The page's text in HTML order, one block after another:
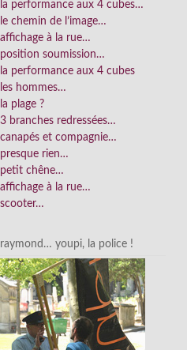
la performance aux 4 cubes…
le chemin de l’image…
affichage à la rue…
position soumission…
la performance aux 4 cubes
les hommes…
la plage ?
3 branches redressées…
canapés et compagnie…
presque rien…
petit chêne…
affichage à la rue…
scooter…
raymond… youpi, la police !